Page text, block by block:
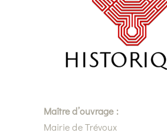
Maître d’ouvrage :
Mairie de Trévoux